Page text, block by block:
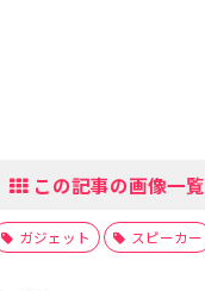
この記事の画像一覧
ガジェット スピーカー